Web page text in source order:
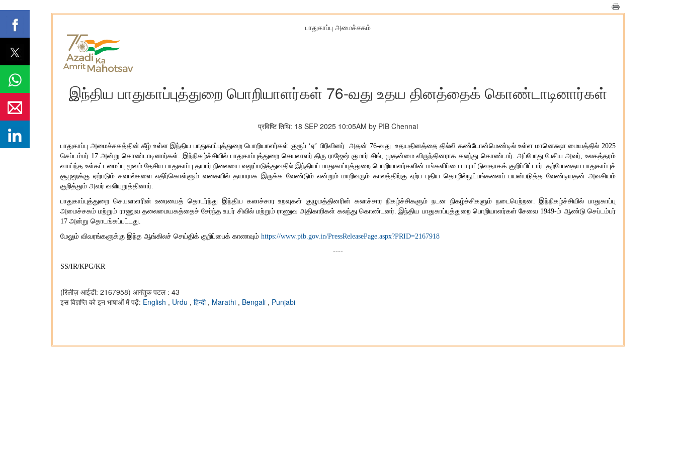
பாதுகாப்பு அமைச்சகம்
இந்திய பாதுகாப்புத்துறை பொறியாளர்கள் 76-வது உதய தினத்தைக் கொண்டாடினார்கள்
प्रविष्टि तिथि: 18 SEP 2025 10:05AM by PIB Chennai
பாதுகாப்பு அமைச்சகத்தின் கீழ் உள்ள இந்திய பாதுகாப்புத்துறை பொறியாளர்கள் குரூப் ‘ஏ’ பிரிவினர் அதன் 76-வது உதயதினத்தை தில்லி கண்டோன்மெண்டில் உள்ள மானெக்ஷா மையத்தில் 2025
செப்டம்பர் 17 அன்று கொண்டாடினார்கள். இந்நிகழ்ச்சியில் பாதுகாப்புத்துறை செயலாளர் திரு ராஜேஷ் குமார் சிங், முதன்மை விருந்தினராக கலந்து கொண்டார். அப்போது பேசிய அவர், உலகத்தரம்
வாய்ந்த உள்கட்டமைப்பு மூலம் தேசிய பாதுகாப்பு தயார் நிலையை வலுப்படுத்துவதில் இந்தியப் பாதுகாப்புத்துறை பொறியாளர்களின் பங்களிப்பை பாராட்டுவதாகக் குறிப்பிட்டார். தற்போதைய பாதுகாப்புச்
சூழலுக்கு ஏற்படும் சவால்களை எதிர்கொள்ளும் வகையில் தயாராக இருக்க வேண்டும் என்றும் மாறிவரும் காலத்திற்கு ஏற்ப புதிய தொழில்நுட்பங்களைப் பயன்படுத்த வேண்டியதன் அவசியம்
குறித்தும் அவர் வலியுறுத்தினார்.
பாதுகாப்புத்துறை செயலாளரின் உரையைத் தொடர்ந்து இந்திய கலாச்சார உறவுகள் குழுமத்தினரின் கலாச்சார நிகழ்ச்சிகளும் நடன நிகழ்ச்சிகளும் நடைபெற்றன. இந்நிகழ்ச்சியில் பாதுகாப்பு
அமைச்சகம் மற்றும் ராணுவ தலைமையகத்தைச் சேர்ந்த உயர் சிவில் மற்றும் ராணுவ அதிகாரிகள் கலந்து கொண்டனர். இந்திய பாதுகாப்புத்துறை பொறியாளர்கள் சேவை 1949-ம் ஆண்டு செப்டம்பர்
17 அன்று தொடங்கப்பட்டது.
மேலும் விவரங்களுக்கு இந்த ஆங்கிலச் செய்திக் குறிப்பைக் காணவும் https://www.pib.gov.in/PressReleasePage.aspx?PRID=2167918
----
SS/IR/KPG/KR
(रिलीज़ आईडी: 2167958) आगंतुक पटल : 43
इस विज्ञप्ति को इन भाषाओं में पढ़ें: English , Urdu , हिन्दी , Marathi , Bengali , Punjabi